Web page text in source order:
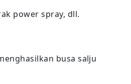
power spray, dll.
busa salju